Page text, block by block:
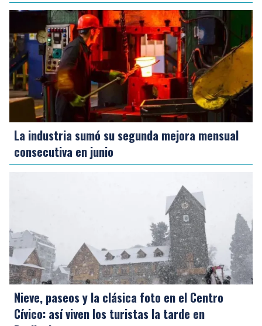
La industria sumó su segunda mejora mensual
consecutiva en junio
Nieve, paseos y la clásica foto en el Centro
Cívico: así viven los turistas la tarde en